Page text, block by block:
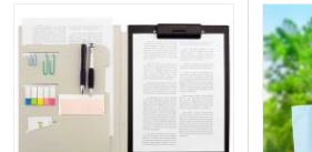
入れたセット販売にもおすすめです。
に折り
クラク。
生産ロ
格にで
インに
冷バッ